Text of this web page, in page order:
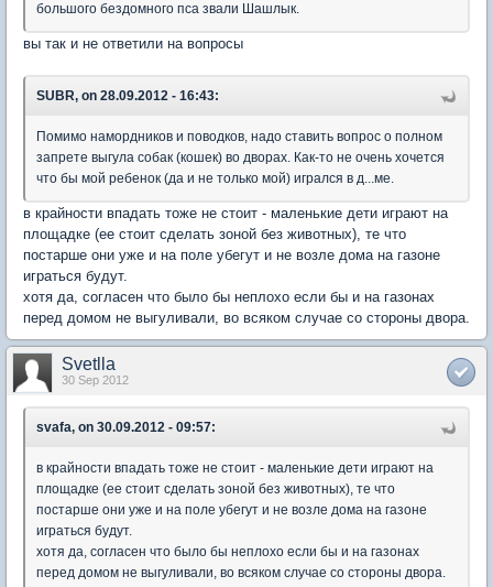
большого бездомного пса звали Шашлык.
вы так и не ответили на вопросы
SUBR, on 28.09.2012 - 16:43:
Помимо намордников и поводков, надо ставить вопрос о полном
запрете выгула собак (кошек) во дворах. Как-то не очень хочется
что бы мой ребенок (да и не только мой) игрался в д...ме.
в крайности впадать тоже не стоит - маленькие дети играют на
площадке (ее стоит сделать зоной без животных), те что
постарше они уже и на поле убегут и не возле дома на газоне
играться будут.
хотя да, согласен что было бы неплохо если бы и на газонах
перед домом не выгуливали, во всяком случае со стороны двора.
Svetlla
30 Sep 2012
svafa, on 30.09.2012 - 09:57:
в крайности впадать тоже не стоит - маленькие дети играют на
площадке (ее стоит сделать зоной без животных), те что
постарше они уже и на поле убегут и не возле дома на газоне
играться будут.
хотя да, согласен что было бы неплохо если бы и на газонах
перед домом не выгуливали, во всяком случае со стороны двора.